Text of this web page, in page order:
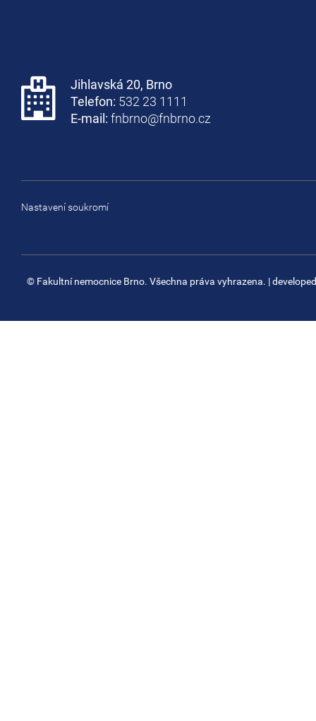
Jihlavská 20, Brno
Telefon: 532 23 1111
E-mail: fnbrno@fnbrno.cz
Nastavení soukromí
© Fakultní nemocnice Brno. Všechna práva vyhrazena. |